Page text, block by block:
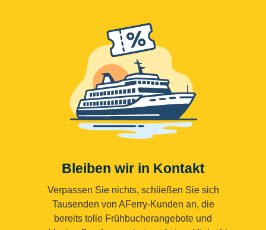
Bleiben wir in Kontakt
Verpassen Sie nichts, schließen Sie sich
Tausenden von AFerry-Kunden an, die
bereits tolle Frühbucherangebote und